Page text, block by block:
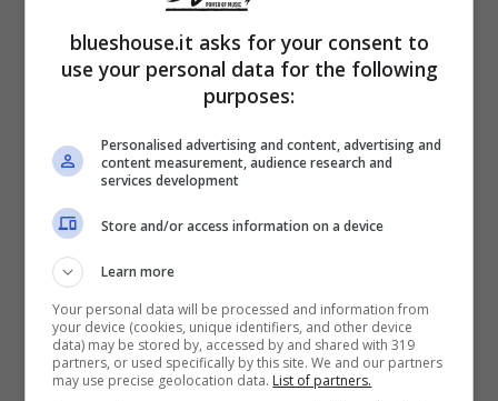
Proprio a lei ha chiesto di spiegare le
motivazioniche l’hanno spinta a
Predappio, una scelta criticatissima da più
fronti.
“Questioni di famiglia o per dare un
tocco di romanticismo?”ha chiesto la
giornalista.
blueshouse.it asks for your consent to
use your personal data for the following
purposes:
Personalised advertising and content, advertising and
content measurement, audience research and
services development
Store and/or access information on a device
Learn more
Your personal data will be processed and information from
your device (cookies, unique identifiers, and other device
data) may be stored by, accessed by and shared with 319
partners, or used specifically by this site. We and our partners
may use precise geolocation data. List of partners.